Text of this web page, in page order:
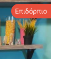
Επιδόρπιο